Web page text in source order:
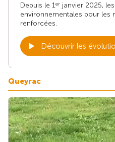
Depuis le 1er janvier 2025,
environnementales pour les
renforcées.
Découvrir les
Queyrac